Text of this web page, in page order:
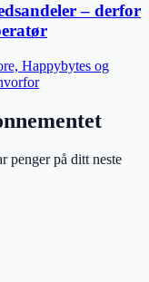
– derfor
Happybytes og
penger på ditt neste